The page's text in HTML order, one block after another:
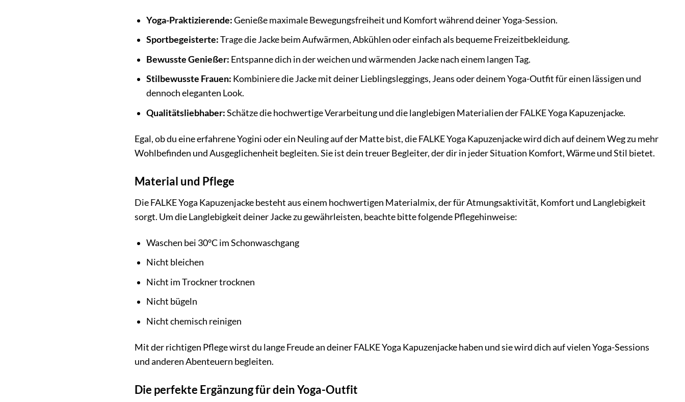
Yoga-Praktizierende:Genieße maximale Bewegungsfreiheit und Komfort während deiner Yoga-Session.
Sportbegeisterte:Trage die Jacke beim Aufwärmen, Abkühlen oder einfach als bequeme Freizeitbekleidung.
Bewusste Genießer: Entspanne dich in der weichen und wärmenden Jacke nach einem langen Tag.
Stilbewusste Frauen: Kombiniere die Jacke mit deiner Lieblingsleggings, Jeans oder deinem Yoga-Outfit für einen lässigen und
dennoch eleganten Look.
Qualitätsliebhaber:Schätze die hochwertige Verarbeitung und die langlebigen Materialien der FALKE Yoga Kapuzenjacke.
Egal, ob du eine erfahrene Yogini oder ein Neuling auf der Matte bist, die FALKE Yoga Kapuzenjacke wird dich auf deinem Weg zu mehr
Wohlbefinden und Ausgeglichenheit begleiten. Sie ist dein treuer Begleiter, der dir in jeder Situation Komfort, Wärme und Stil bietet.
Material und Pflege
Die FALKE Yoga Kapuzenjacke besteht aus einem hochwertigen Materialmix, der für Atmungsaktivität, Komfort und Langlebigkeit
sorgt. Um die Langlebigkeit deiner Jacke zu gewährleisten, beachte bitte folgende Pflegehinweise:
Waschen bei 30°C im Schonwaschgang
Nicht bleichen
Nicht im Trockner trocknen
Nicht bügeln
Nicht chemisch reinigen
Mit der richtigen Pflege wirst du lange Freude an deiner FALKE Yoga Kapuzenjacke haben und sie wird dich auf vielen Yoga-Sessions
und anderen Abenteuern begleiten.
Die perfekte Ergänzung für dein Yoga-Outfit